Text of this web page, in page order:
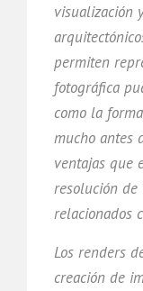
visualización
permiten
fotográfica
como la
mucho antes
ventajas que
resolución de
relacionados
Los renders
creación de